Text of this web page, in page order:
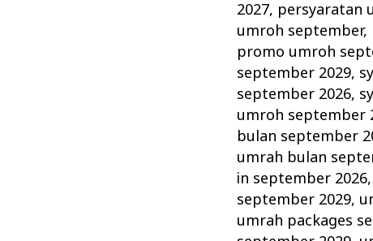
2027, persyaratan
umroh september,
promo umroh
september 2029,
september 2026,
umroh september
bulan september
umrah bulan
in september 2026,
september 2029,
umrah packages